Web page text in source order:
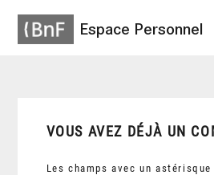
Espace Personnel
VOUS AVEZ DÉJÀ UN
Les champs avec un